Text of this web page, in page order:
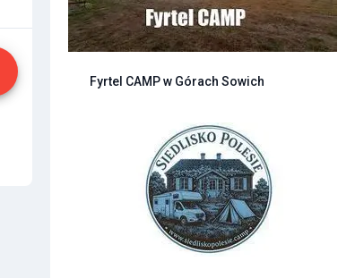
Fyrtel CAMP w Górach Sowich